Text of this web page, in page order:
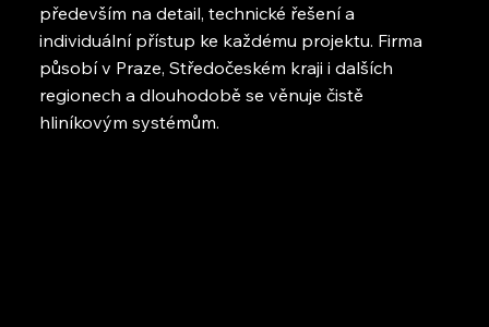
především na detail, technické řešení a
individuální přístup ke každému projektu. Firma
působí v Praze, Středočeském kraji i dalších
regionech a dlouhodobě se věnuje čistě
hliníkovým systémům.